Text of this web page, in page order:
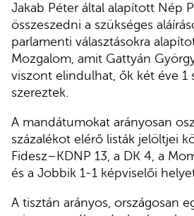
Jakab Péter által alapított Nép
összeszedni a szükséges
parlamenti választásokra
Mozgalom, amit Gattyán
viszont elindulhat, ők két éve 1
szereztek.
A mandátumokat arányosan
százalékot elérő listák jelöltjei
Fidesz–KDNP 13, a DK 4, a
és a Jobbik 1-1 képviselői
A tisztán arányos, országosan